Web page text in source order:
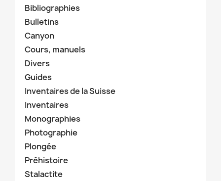
Bibliographies
Bulletins
Canyon
Cours, manuels
Divers
Guides
Inventaires de la Suisse
Inventaires
Monographies
Photographie
Plongée
Préhistoire
Stalactite